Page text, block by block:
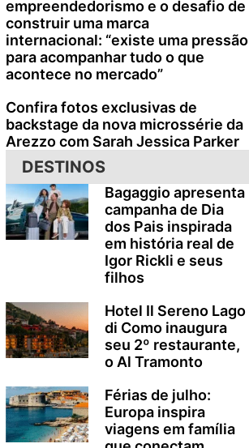
empreendedorismo e o desafio de
construir uma marca
internacional: “existe uma pressão
para acompanhar tudo o que
acontece no mercado”
Confira fotos exclusivas de
backstage da nova microssérie da
Arezzo com Sarah Jessica Parker
DESTINOS
Bagaggio apresenta
campanha de Dia
dos Pais inspirada
em história real de
Igor Rickli e seus
filhos
Hotel Il Sereno Lago
di Como inaugura
seu 2º restaurante,
o Al Tramonto
Férias de julho:
Europa inspira
viagens em família